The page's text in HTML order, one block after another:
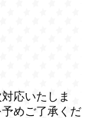
応いたしま
めご了承くだ